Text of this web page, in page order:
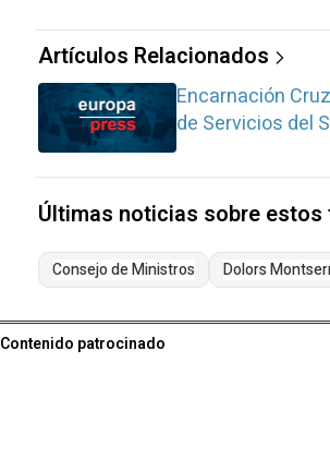
Artículos Relacionados
Encarnación
de Servicios del
Últimas noticias sobre estos
Consejo de Ministros Dolors
Contenido patrocinado